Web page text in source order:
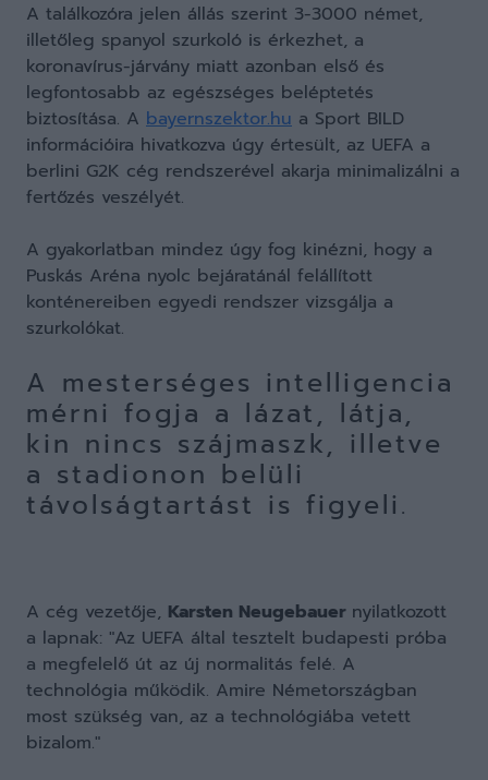
A találkozóra jelen állás szerint 3-3000 német,
illetőleg spanyol szurkoló is érkezhet, a
koronavírus-járvány miatt azonban első és
legfontosabb az egészséges beléptetés
biztosítása. A bayernszektor.hu a Sport BILD
információira hivatkozva úgy értesült, az UEFA a
berlini G2K cég rendszerével akarja minimalizálni a
fertőzés veszélyét.
A gyakorlatban mindez úgy fog kinézni, hogy a
Puskás Aréna nyolc bejáratánál felállított
konténereiben egyedi rendszer vizsgálja a
szurkolókat.
A mesterséges intelligencia
mérni fogja a lázat, látja,
kin nincs szájmaszk, illetve
a stadionon belüli
távolságtartást is figyeli.
A cég vezetője, Karsten Neugebauer nyilatkozott
a lapnak: "Az UEFA által tesztelt budapesti próba
a megfelelő út az új normalitás felé. A
technológia működik. Amire Németországban
most szükség van, az a technológiába vetett
bizalom."